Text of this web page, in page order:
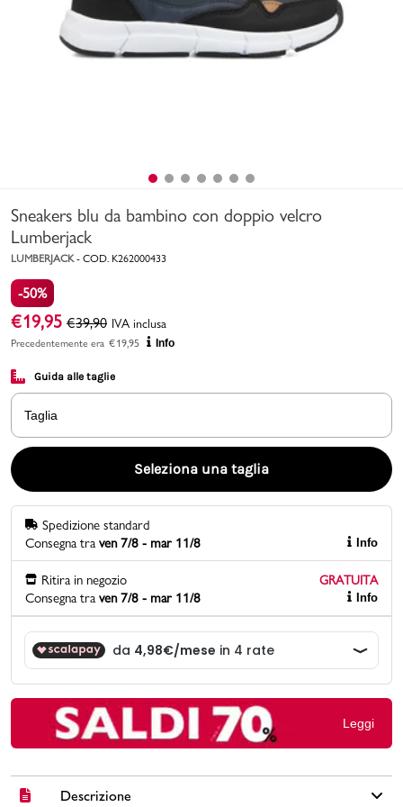
Bambino
Marchi
Promo & News
contatti
Gift card
Sneakers blu da bambino con doppio velcro
Lumberjack
LUMBERJACK - COD. K262000433
-50%
€19,95 €39,90 IVA inclusa
Precedentemente era €19,95 Info
Guida alle taglie
Taglia
Seleziona una taglia
Spedizione standard
Consegna tra ven 7/8 - mar 11/8 Info
Ritira in negozio
GRATUITA
Consegna tra ven 7/8 - mar 11/8 Info
Leggi
Descrizione